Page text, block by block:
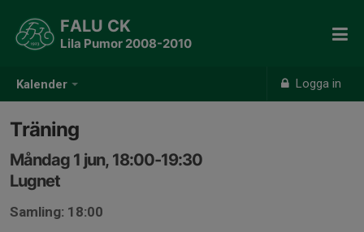
Kalender Logga in
FALU CK
Lila Pumor 2008-2010
Träning
Måndag 1 jun, 18:00-19:30
Lugnet
Samling: 18:00